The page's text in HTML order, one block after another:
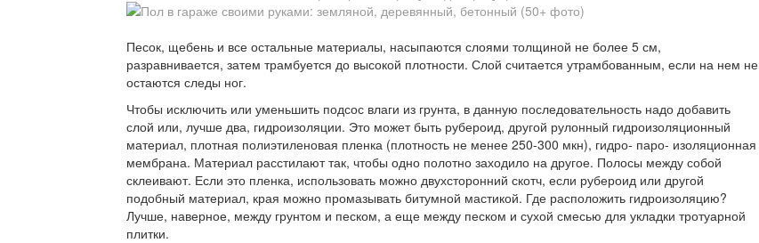
Песок, щебень и все остальные материалы, насыпаются слоями толщиной не более 5 см,
разравнивается, затем трамбуется до высокой плотности. Слой считается утрамбованным, если на нем не
остаются следы ног.
Чтобы исключить или уменьшить подсос влаги из грунта, в данную последовательность надо добавить
слой или, лучше два, гидроизоляции. Это может быть рубероид, другой рулонный гидроизоляционный
материал, плотная полиэтиленовая пленка (плотность не менее 250-300 мкн), гидро- паро- изоляционная
мембрана. Материал расстилают так, чтобы одно полотно заходило на другое. Полосы между собой
склеивают. Если это пленка, использовать можно двухсторонний скотч, если рубероид или другой
подобный материал, края можно промазывать битумной мастикой. Где расположить гидроизоляцию?
Лучше, наверное, между грунтом и песком, а еще между песком и сухой смесью для укладки тротуарной
плитки.